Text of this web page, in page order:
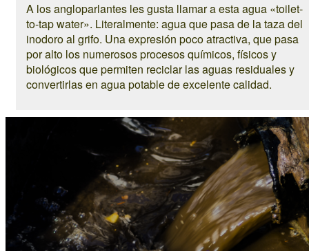
A los angloparlantes les gusta llamar a esta agua «toilet-
to-tap water». Literalmente: agua que pasa de la taza del
inodoro al grifo. Una expresión poco atractiva, que pasa
por alto los numerosos procesos químicos, físicos y
biológicos que permiten reciclar las aguas residuales y
convertirlas en agua potable de excelente calidad.